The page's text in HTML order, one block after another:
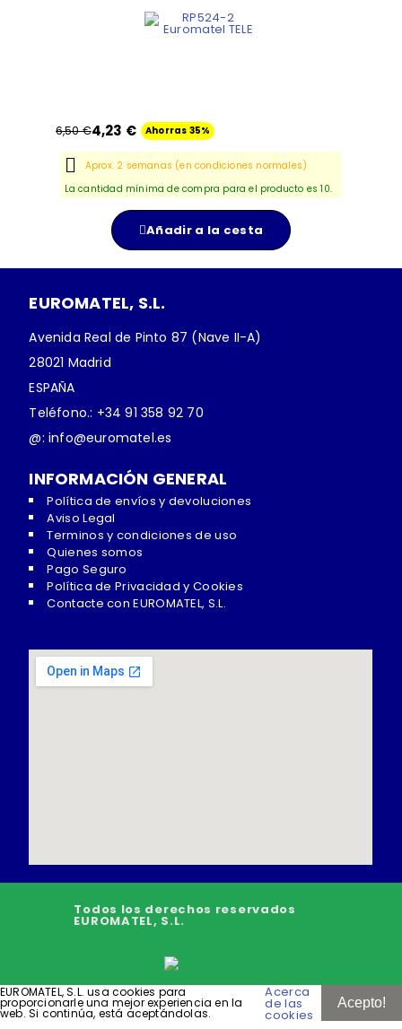
6,50 €4,23 € Ahorras 35%
Aprox. 2 semanas (en condiciones normales)
La cantidad mínima de compra para el producto es 10.
Añadir a la cesta
EUROMATEL, S.L.
Avenida Real de Pinto 87 (Nave II-A)
28021 Madrid
ESPAÑA
Teléfono.: +34 91 358 92 70
@: info@euromatel.es
INFORMACIÓN GENERAL
Política de envíos y devoluciones
Aviso Legal
Terminos y condiciones de uso
Quienes somos
Pago Seguro
Política de Privacidad y Cookies
Contacte con EUROMATEL, S.L.
Todos los derechos reservados
EUROMATEL, S.L.
EUROMATEL, S.L. usa cookies para
proporcionarle una mejor experiencia en la
web. Si continúa, está aceptándolas.
Acerca
de las
cookies
Acepto!